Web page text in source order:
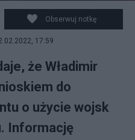
polityce Putina przed
Fot. PAP/EPA
Obserwuj notkę
17:59
że Władimir
do
o użycie wojsk
Informację